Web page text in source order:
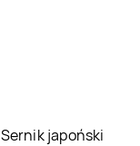
Sernik japoński